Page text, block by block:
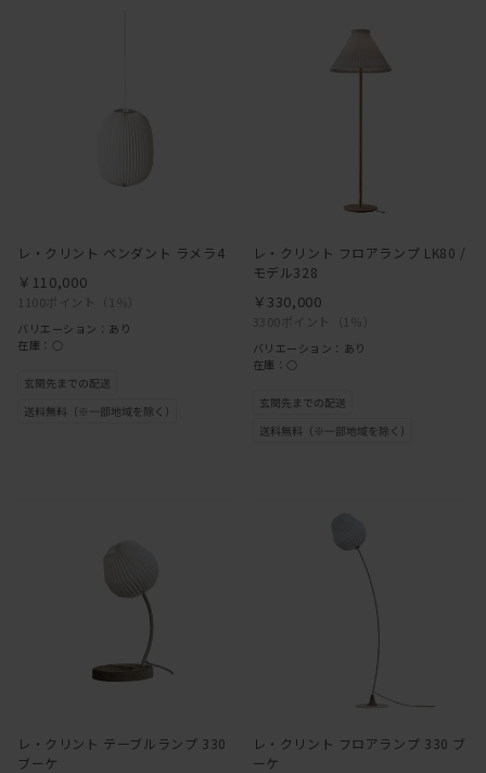
レ・クリント ペンダント ラメラ4
1100ポイント （1％）
￥110,000
バリエーション：あり
在庫：○
レ・クリント フロアランプ LK80 /
モデル328
3300ポイント （1％）
￥330,000
バリエーション：あり
在庫：○
レ・クリント テーブルランプ 330
ブーケ
レ・クリント フロアランプ 330 ブ
ーケ